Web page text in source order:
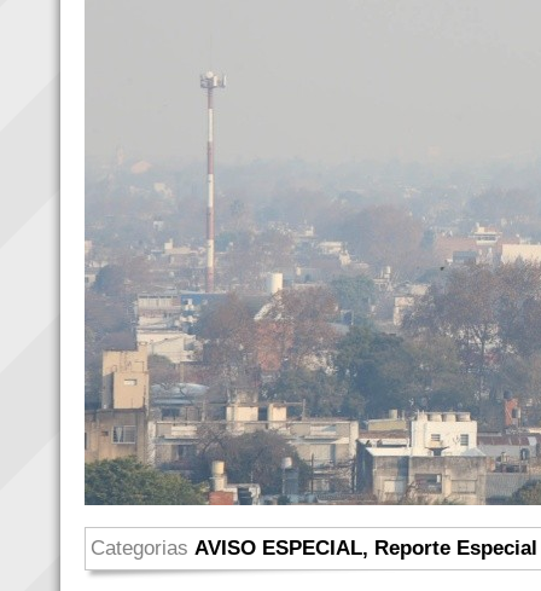
Categorias AVISO ESPECIAL, Reporte Especial